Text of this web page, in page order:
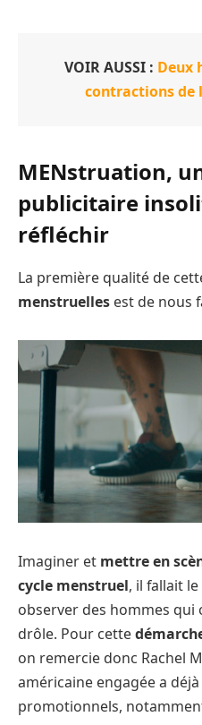
VOIR AUSSI : Deux
contractions de
MENstruation,
publicitaire
réfléchir
La première qualité de
menstruelles est de nous
Imaginer et mettre en
cycle menstruel, il fallait
observer des hommes qui
drôle. Pour cette
on remercie donc Rachel
américaine engagée a
promotionnels,